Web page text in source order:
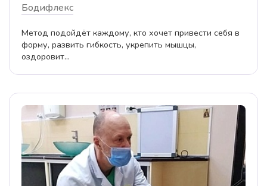
Бодифлекс
Метод подойдёт каждому, кто хочет привести себя в
форму, развить гибкость, укрепить мышцы,
оздоровит...